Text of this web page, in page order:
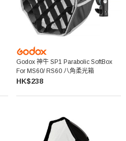
Godox 神牛 SP1 Parabolic SoftBox
For MS60/ RS60 八角柔光箱
HK$238